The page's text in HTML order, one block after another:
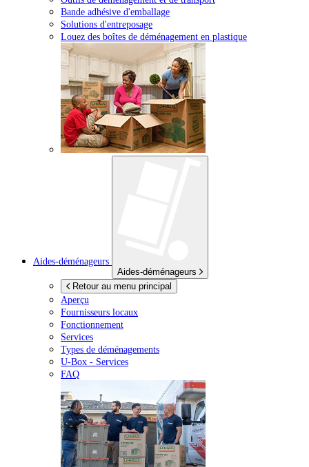
Bande adhésive d'emballage
Solutions d'entreposage
Louez des boîtes de déménagement en plastique
Aides-déménageurs
Aides-déménageurs
Retour au menu principal
Aperçu
Fournisseurs locaux
Fonctionnement
Services
Types de déménagements
U-Box - Services
FAQ